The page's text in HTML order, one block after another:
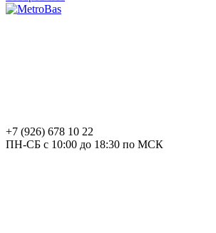
+7 (926) 678 10 22
ПН-СБ с 10:00 до 18:30 по МСК